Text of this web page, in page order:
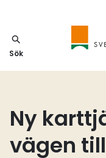
Sök
Ny
vägen